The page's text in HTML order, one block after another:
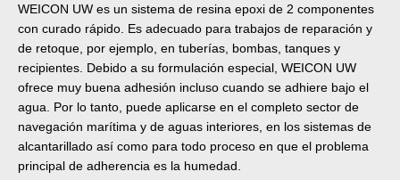
WEICON UW es un sistema de resina epoxi de 2 componentes
con curado rápido. Es adecuado para trabajos de reparación y
de retoque, por ejemplo, en tuberías, bombas, tanques y
recipientes. Debido a su formulación especial, WEICON UW
ofrece muy buena adhesión incluso cuando se adhiere bajo el
agua. Por lo tanto, puede aplicarse en el completo sector de
navegación marítima y de aguas interiores, en los sistemas de
alcantarillado así como para todo proceso en que el problema
principal de adherencia es la humedad.